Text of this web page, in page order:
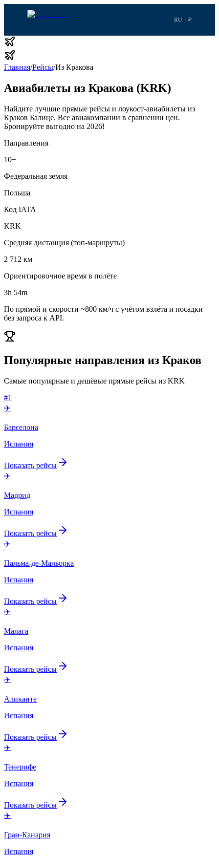
RU · ₽
Главная/Рейсы/Из Кракова
Авиабилеты из Кракова (KRK)
Найдите лучшие прямые рейсы и лоукост-авиабилеты из
Краков Балице. Все авиакомпании в сравнении цен.
Бронируйте выгодно на 2026!
Направления
10+
Федеральная земля
Польша
Код IATA
KRK
Средняя дистанция (топ-маршруты)
2 712 км
Ориентировочное время в полёте
3h 54m
По прямой и скорости ~800 км/ч с учётом взлёта и посадки —
без запроса к API.
Популярные направления из Краков
Самые популярные и дешёвые прямые рейсы из KRK
#1
✈️
Барселона
Испания
Показать рейсы
✈️
Мадрид
Испания
Показать рейсы
✈️
Пальма-де-Мальорка
Испания
Показать рейсы
✈️
Малага
Испания
Показать рейсы
✈️
Аликанте
Испания
Показать рейсы
✈️
Тенерифе
Испания
Показать рейсы
✈️
Гран-Канария
Испания